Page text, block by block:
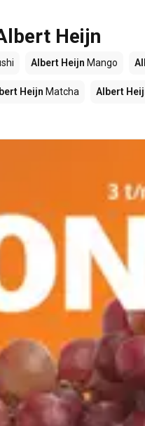
Heijn
Albert Heijn Mango
Heijn Matcha Albert